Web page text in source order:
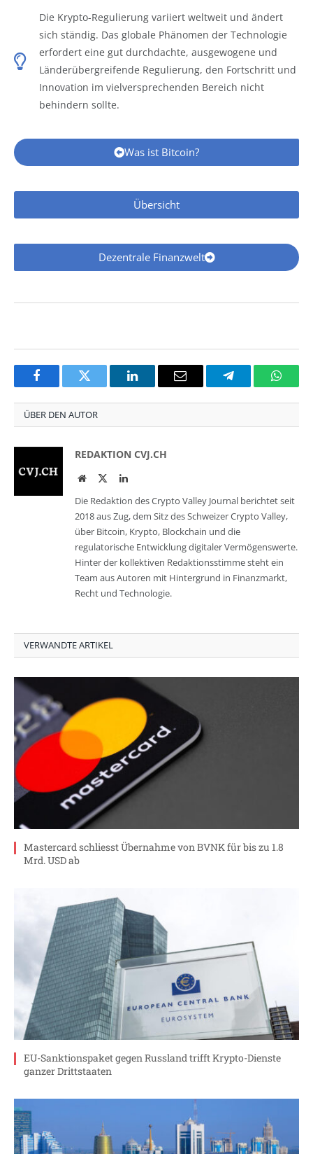
Die Krypto-Regulierung variiert weltweit und ändert
sich ständig. Das globale Phänomen der Technologie
erfordert eine gut durchdachte, ausgewogene und
Länderübergreifende Regulierung, den Fortschritt und
Innovation im vielversprechenden Bereich nicht
behindern sollte.
Was ist Bitcoin?
Übersicht
Dezentrale Finanzwelt
FacebookTwitter LinkedInEmail Telegram
ÜBER DEN AUTOR
REDAKTION CVJ.CH
WebsiteTwitterLinkedIn
Die Redaktion des Crypto Valley Journal berichtet seit
2018 aus Zug, dem Sitz des Schweizer Crypto Valley,
über Bitcoin, Krypto, Blockchain und die
regulatorische Entwicklung digitaler Vermögenswerte.
Hinter der kollektiven Redaktionsstimme steht ein
Team aus Autoren mit Hintergrund in Finanzmarkt,
Recht und Technologie.
VERWANDTE ARTIKEL
Mastercard schliesst Übernahme von BVNK für bis zu 1.8
Mrd. USD ab
EU-Sanktionspaket gegen Russland trifft Krypto-Dienste
ganzer Drittstaaten